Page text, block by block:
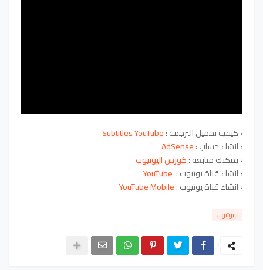
›كيفية تحميل الترجمة : SubtitlesYouTube
›انشاء حساب :AdSense
›يمكنك متابعة :كورس اليوتيوب
›انشاء قناة يوتيوب :
›انشاء قناة يوتيوب :YouTube Mobile
اليوتيوب